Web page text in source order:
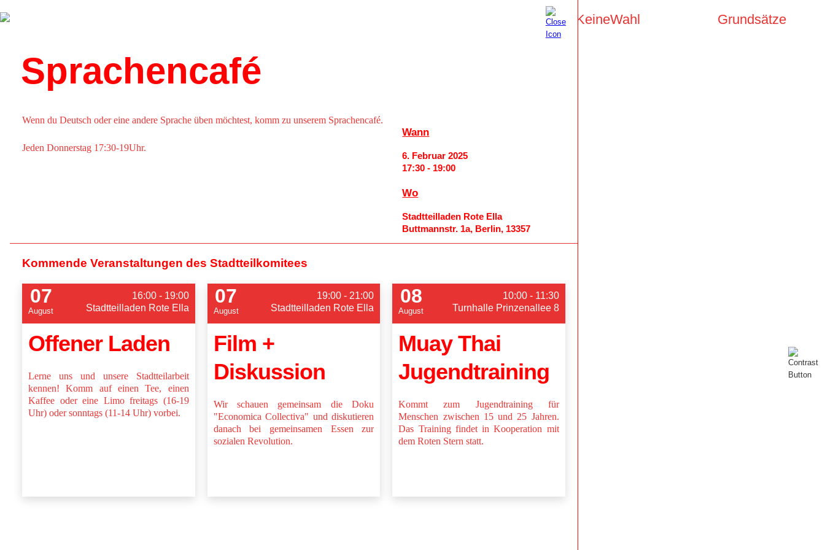
KeineWahl Grundsätze
Sprachencafé
Wenn du Deutsch oder eine andere Sprache üben möchtest, komm zu unserem Sprachencafé.
Jeden Donnerstag 17:30-19Uhr.
Wann
6. Februar 2025
17:30 - 19:00
Wo
Stadtteilladen Rote Ella
Buttmannstr. 1a, Berlin, 13357
Kommende Veranstaltungen des Stadtteilkomitees
07
August
16:00 - 19:00
Stadtteilladen Rote Ella
Offener Laden
Lerne uns und unsere Stadtteilarbeit
kennen! Komm auf einen Tee, einen
Kaffee oder eine Limo freitags (16-19
Uhr) oder sonntags (11-14 Uhr) vorbei.
07
August
19:00 - 21:00
Stadtteilladen Rote Ella
Film +
Diskussion
Wir schauen gemeinsam die Doku
"Economica Collectiva" und diskutieren
danach bei gemeinsamen Essen zur
sozialen Revolution.
08
August
10:00 - 11:30
Turnhalle Prinzenallee 8
Muay Thai
Jugendtraining
Kommt zum Jugendtraining für
Menschen zwischen 15 und 25 Jahren.
Das Training findet in Kooperation mit
dem Roten Stern statt.